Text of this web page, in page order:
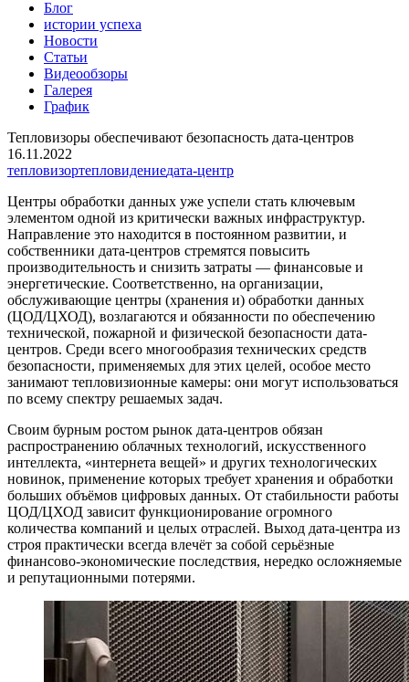
Блог
истории успеха
Новости
Статьи
Видеообзоры
Галерея
График
Тепловизоры обеспечивают безопасность дата-центров
16.11.2022
тепловизортепловидениедата-центр
Центры обработки данных уже успели стать ключевым
элементом одной из критически важных инфраструктур.
Направление это находится в постоянном развитии, и
собственники дата-центров стремятся повысить
производительность и снизить затраты — финансовые и
энергетические. Соответственно, на организации,
обслуживающие центры (хранения и) обработки данных
(ЦОД/ЦХОД), возлагаются и обязанности по обеспечению
технической, пожарной и физической безопасности дата-
центров. Среди всего многообразия технических средств
безопасности, применяемых для этих целей, особое место
занимают тепловизионные камеры: они могут использоваться
по всему спектру решаемых задач.
Своим бурным ростом рынок дата-центров обязан
распространению облачных технологий, искусственного
интеллекта, «интернета вещей» и других технологических
новинок, применение которых требует хранения и обработки
больших объёмов цифровых данных. От стабильности работы
ЦОД/ЦХОД зависит функционирование огромного
количества компаний и целых отраслей. Выход дата-центра из
строя практически всегда влечёт за собой серьёзные
финансово-экономические последствия, нередко осложняемые
и репутационными потерями.